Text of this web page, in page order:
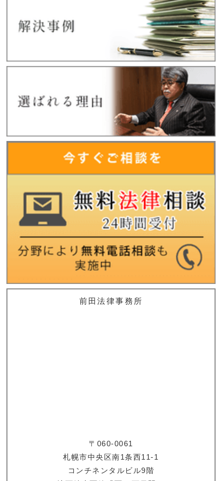
前田法律事務所
〒060-0061
札幌市中央区南1条西11-1
コンチネンタルビル9階